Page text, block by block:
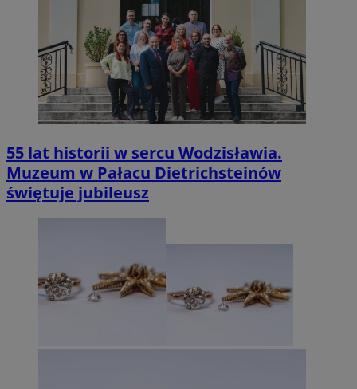
55 lat historii w sercu Wodzisławia.
Muzeum w Pałacu Dietrichsteinów
świętuje jubileusz